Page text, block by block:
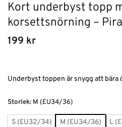
Kort underbyst topp
korsettsnörning –
199 kr
Underbyst toppen är snygg att
Storlek: M (EU34/36)
S (EU32/34) M (EU34/36) L
Alternative: